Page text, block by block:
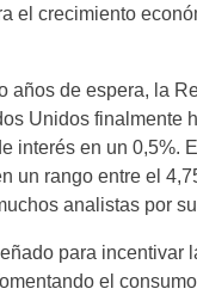
el crecimiento
años de espera, la
Unidos finalmente
interés en un 0,5%.
un rango entre el
analistas por
para incentivar
el